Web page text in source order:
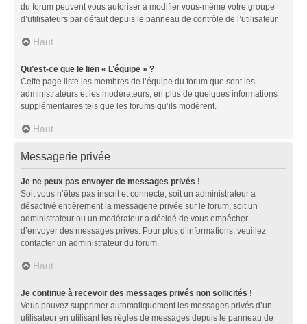
du forum peuvent vous autoriser à modifier vous-même votre groupe
d’utilisateurs par défaut depuis le panneau de contrôle de l’utilisateur.
Haut
Qu’est-ce que le lien « L’équipe » ?
Cette page liste les membres de l’équipe du forum que sont les
administrateurs et les modérateurs, en plus de quelques informations
supplémentaires tels que les forums qu’ils modèrent.
Haut
Messagerie privée
Je ne peux pas envoyer de messages privés !
Soit vous n’êtes pas inscrit et connecté, soit un administrateur a
désactivé entièrement la messagerie privée sur le forum, soit un
administrateur ou un modérateur a décidé de vous empêcher
d’envoyer des messages privés. Pour plus d’informations, veuillez
contacter un administrateur du forum.
Haut
Je continue à recevoir des messages privés non sollicités !
Vous pouvez supprimer automatiquement les messages privés d’un
utilisateur en utilisant les règles de messages depuis le panneau de